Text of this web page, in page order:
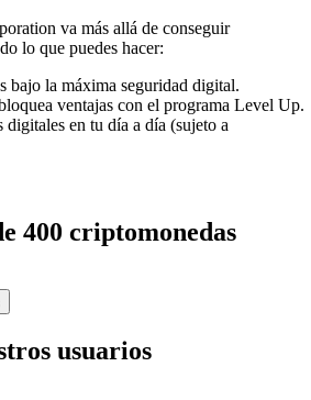
va más allá de conseguir
lo que puedes hacer:
bajo la máxima seguridad digital.
ventajas con el programa Level Up.
digitales en tu día a día (sujeto a
400 criptomonedas
usuarios